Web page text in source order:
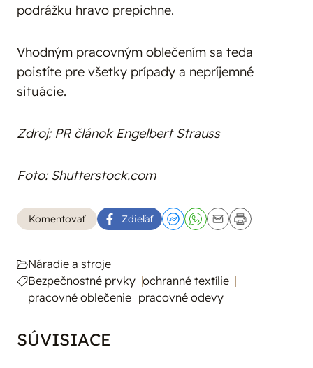
podrážku hravo prepichne.
Vhodným pracovným oblečením sa teda
poistíte pre všetky prípady a nepríjemné
situácie.
Zdroj: PR článok Engelbert Strauss
Foto: Shutterstock.com
Komentovať Zdieľať
Náradie a stroje
Bezpečnostné prvky ochranné textílie
pracovné oblečenie pracovné odevy
SÚVISIACE